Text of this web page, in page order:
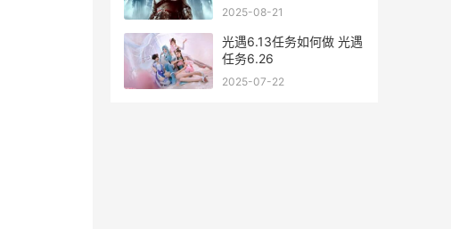
2025-08-21
光遇6.13任务如何做 光遇
任务6.26
2025-07-22